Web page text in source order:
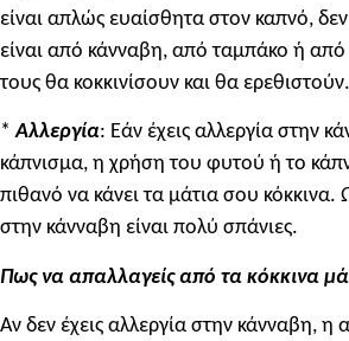
είναι απλώς ευαίσθητα στον καπνό,
είναι από κάνναβη, από ταμπάκο ή
τους θα κοκκινίσουν και θα ερεθιστούν.
*Αλλεργία: Εάν έχεις αλλεργία στην
κάπνισμα, η χρήση του φυτού ή το
πιθανό να κάνει τα μάτια σου κόκκινα.
στην κάνναβη είναι πολύ σπάνιες.
Πως να απαλλαγείς από τα κόκκινα
Αν δεν έχεις αλλεργία στην κάνναβη, η